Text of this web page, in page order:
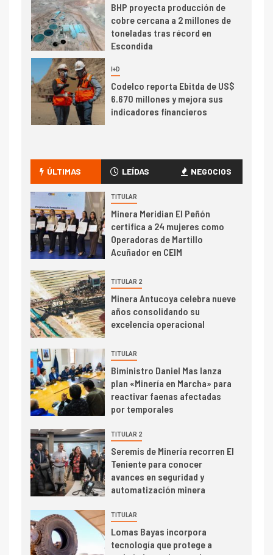
BHP proyecta producción de
cobre cercana a 2 millones de
toneladas tras récord en
Escondida
I+D
Codelco reporta Ebitda de US$
6.670 millones y mejora sus
indicadores financieros
camión 100% eléctrico para
transportar cátodos al Puerto
de San Antonio
2
I+D
Producción minera en mayo de
2026 cae 10,6%
3 I+D
PIB minero impacta el
crecimiento regional: Banco
Central reporta resultados
trimestre
4 I+D
Informe bimensual de
Cochilco: precio del cobre
alcanza máximos por escasez
de concentrados
5 I+D
Estudio revela cómo el precio
del cobre y educación superior
se relacionan en zonas
mineras
6 I+D
BHP proyecta producción de
cobre cercana a 2 millones de
ÚLTIMAS LEÍDAS NEGOCIOS
TITULAR
Minera Meridian El Peñón
certifica a 24 mujeres como
Operadoras de Martillo
Acuñador en CEIM
TITULAR 2
Minera Antucoya celebra nueve
años consolidando su
excelencia operacional
TITULAR
Biministro Daniel Mas lanza
plan «Minería en Marcha» para
reactivar faenas afectadas
por temporales
TITULAR 2
Seremis de Minería recorren El
Teniente para conocer
avances en seguridad y
automatización minera
TITULAR
Lomas Bayas incorpora
tecnología que protege a